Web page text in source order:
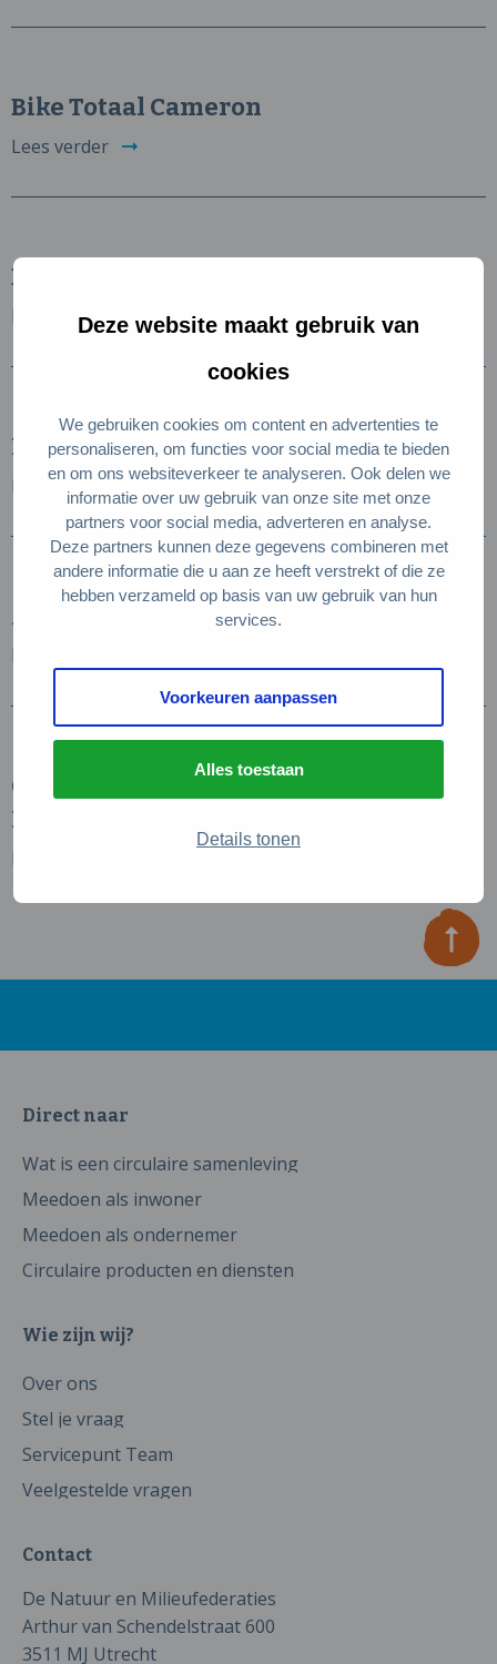
Deze website maakt gebruik van
cookies
We gebruiken cookies om content en advertenties te
personaliseren, om functies voor social media te bieden
en om ons websiteverkeer te analyseren. Ook delen we
informatie over uw gebruik van onze site met onze
partners voor social media, adverteren en analyse.
Deze partners kunnen deze gegevens combineren met
andere informatie die u aan ze heeft verstrekt of die ze
hebben verzameld op basis van uw gebruik van hun
services.
Voorkeuren aanpassen
Alles toestaan
Details tonen
Bike Totaal Cameron
Lees verder
Bike Totaal FietZ Oldenzaal
Lees verder
RelekoFietsen
Lees verder
Atelier Van Schoot
Lees verder
Oldenzaalse Strijkservice &
Kledingverander Atelier
Lees verder
Direct naar
Wat is een circulaire samenleving
Meedoen als inwoner
Meedoen als ondernemer
Circulaire producten en diensten
Wie zijn wij?
Over ons
Stel je vraag
Servicepunt Team
Veelgestelde vragen
Contact
De Natuur en Milieufederaties
Arthur van Schendelstraat 600
3511 MJ Utrecht